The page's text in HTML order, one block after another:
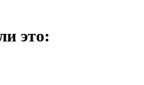
это: